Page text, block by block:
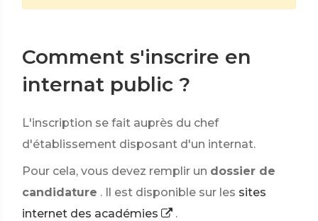
Comment s'inscrire en
internat public ?
L'inscription se fait auprès du chef
d'établissement disposant d'un internat.
Pour cela, vous devez remplir un dossier de
candidature . Il est disponible sur les sites
internet des académies
.